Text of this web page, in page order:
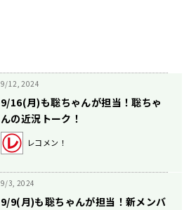
9/12, 2024
9/16(月)も聡ちゃんが担当！聡ちゃ
んの近況トーク！
レコメン！
9/3, 2024
9/9(月)も聡ちゃんが担当！新メンバ